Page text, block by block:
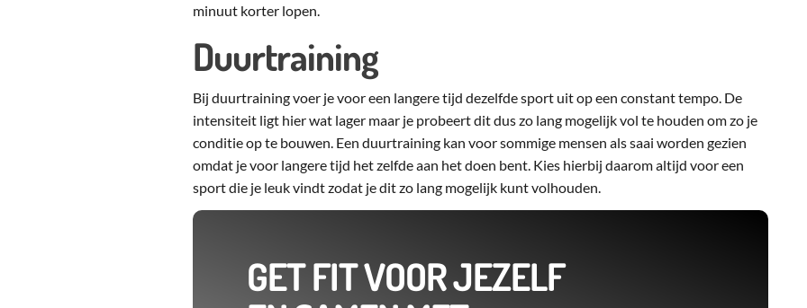
minuut korter lopen.
Duurtraining
Bij duurtraining voer je voor een langere tijd dezelfde sport uit op een constant tempo. De
intensiteit ligt hier wat lager maar je probeert dit dus zo lang mogelijk vol te houden om zo je
conditie op te bouwen. Een duurtraining kan voor sommige mensen als saai worden gezien
omdat je voor langere tijd het zelfde aan het doen bent. Kies hierbij daarom altijd voor een
sport die je leuk vindt zodat je dit zo lang mogelijk kunt volhouden.
GET FIT VOOR JEZELF